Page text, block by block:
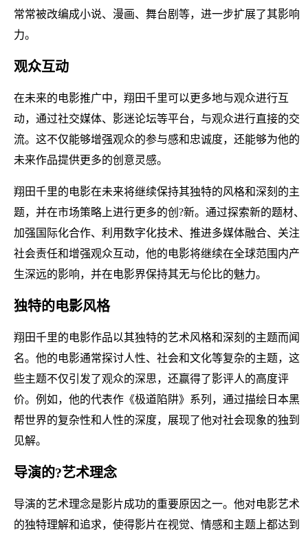
常常被改编成小说、漫画、舞台剧等，进一步扩展了其影响
力。
观众互动
在未来的电影推广中，翔田千里可以更多地与观众进行互
动，通过社交媒体、影迷论坛等平台，与观众进行直接的交
流。这不仅能够增强观众的参与感和忠诚度，还能够为他的
未来作品提供更多的创意灵感。
翔田千里的电影在未来将继续保持其独特的风格和深刻的主
题，并在市场策略上进行更多的创?新。通过探索新的题材、
加强国际化合作、利用数字化技术、推进多媒体融合、关注
社会责任和增强观众互动，他的电影将继续在全球范围内产
生深远的影响，并在电影界保持其无与伦比的魅力。
独特的电影风格
翔田千里的电影作品以其独特的艺术风格和深刻的主题而闻
名。他的电影通常探讨人性、社会和文化等复杂的主题，这
些主题不仅引发了观众的深思，还赢得了影评人的高度评
价。例如，他的代表作《极道陷阱》系列，通过描绘日本黑
帮世界的复杂性和人性的深度，展现了他对社会现象的独到
见解。
导演的?艺术理念
导演的艺术理念是影片成功的重要原因之一。他对电影艺术
的独特理解和追求，使得影片在视觉、情感和主题上都达到